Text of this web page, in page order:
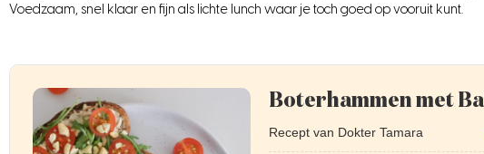
Voedzaam, snel klaar en fijn als lichte lunch waar je toch goed op vooruit kunt.
Boterhammen met
Recept van Dokter Tamara